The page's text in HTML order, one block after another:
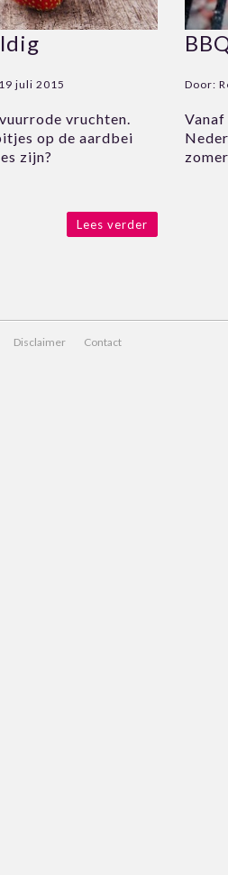
19 juli 2015
vruchten.
op de aardbei
zijn?
Lees verder
Door:
Disclaimer Contact